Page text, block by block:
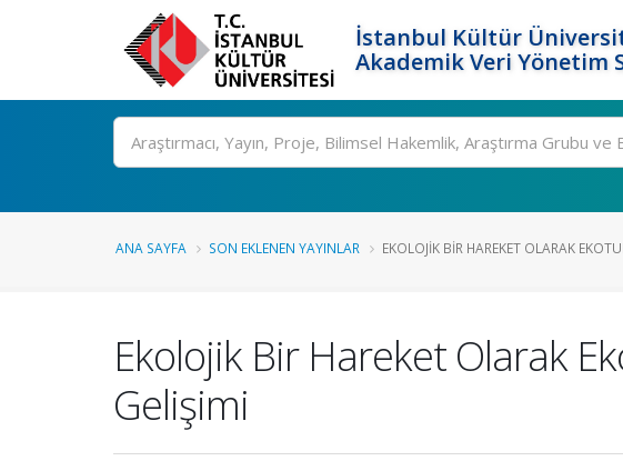
İstanbul Kültür
Akademik Veri Yönetim
Ara
ANA SAYFA SON EKLENEN YAYINLAR EKOLOJIK BIR HAREKET OLARAK
Ekolojik Bir Hareket Olarak
Gelişimi